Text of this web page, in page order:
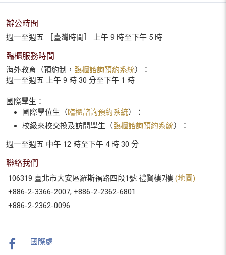
辦公時間
週一至週五 ［臺灣時間］ 上午 9 時至下午 5 時
臨櫃服務時間
海外教育（預約制， 臨櫃諮詢預約系統）：
週一至週五 上午 9 時 30 分至下午 1 時
國際學生：
國際學位生（臨櫃諮詢預約系統）：
校級來校交換及訪問學生（臨櫃諮詢預約系統）：
週一至週五 中午 12 時至下午 4 時 30 分
聯絡我們
106319 臺北市大安區羅斯福路四段1號 禮賢樓7樓 (地圖)
+886-2-3366-2007, +886-2-2362-6801
+886-2-2362-0096
國際處